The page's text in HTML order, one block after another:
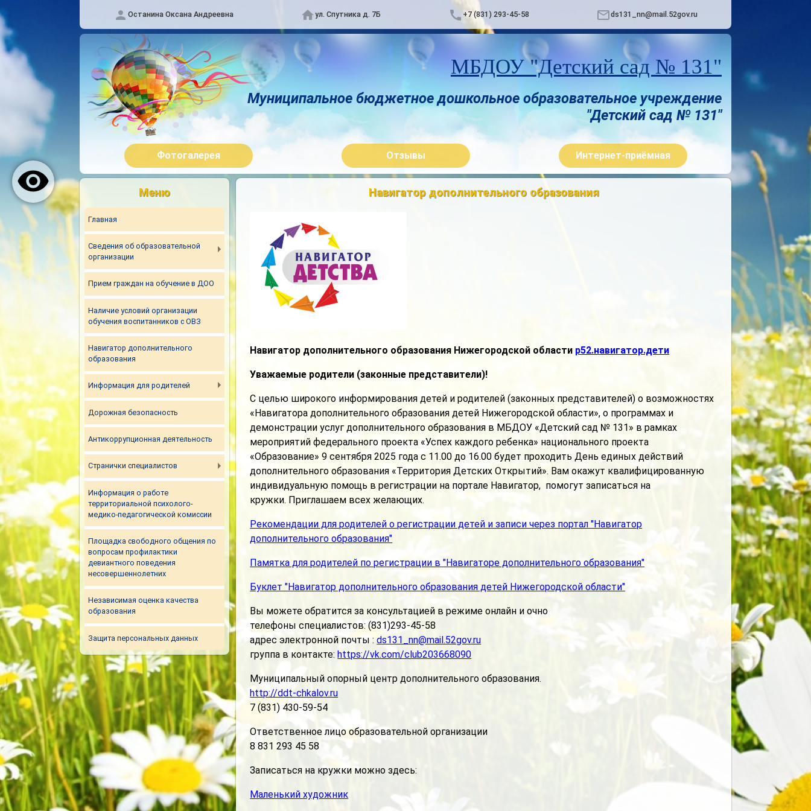
Останина Оксана Андреевна ул. Спутника д. 7Б +7 (831) 293-45-58 ds131_nn@mail.52gov.ru
МБДОУ "Детский сад № 131"
Муниципальное бюджетное дошкольное образовательное учреждение
"Детский сад № 131"
Фотогалерея Отзывы Интернет-приёмная
Меню
Главная
Сведения об образовательной
организации
Прием граждан на обучение в ДОО
Наличие условий организации
обучения воспитанников с ОВЗ
Навигатор дополнительного
образования
Информация для родителей
Дорожная безопасность
Антикоррупционная деятельность
Странички специалистов
Информация о работе
территориальной психолого-
медико-педагогической комиссии
Площадка свободного общения по
вопросам профилактики
девиантного поведения
несовершеннолетних
Независимая оценка качества
образования
Защита персональных данных
Навигатор дополнительного образования
Навигатор дополнительного образования Нижегородской области р52.навигатор.дети
Уважаемые родители (законные представители)!
С целью широкого информирования детей и родителей (законных представителей) о возможностях
«Навигатора дополнительного образования детей Нижегородской области», о программах и
демонстрации услуг дополнительного образования в МБДОУ «Детский сад № 131» в рамках
мероприятий федерального проекта «Успех каждого ребенка» национального проекта
«Образование» 9 сентября 2025 года с 11.00 до 16.00 будет проходить День единых действий
дополнительного образования «Территория Детских Открытий». Вам окажут квалифицированную
индивидуальную помощь в регистрации на портале Навигатор, помогут записаться на
кружки. Приглашаем всех желающих.
Рекомендации для родителей о регистрации детей и записи через портал "Навигатор
дополнительного образования"
Памятка для родителей по регистрации в "Навигаторе дополнительного образования"
Буклет "Навигатор дополнительного образования детей Нижегородской области"
Вы можете обратится за консультацией в режиме онлайн и очно
телефоны специалистов: (831)293-45-58
адрес электронной почты :ds131_nn@mail.52gov.ru
группа в контакте:https://vk.com/club203668090
Муниципальный опорный центр дополнительного образования.
http://ddt-chkalov.ru
7 (831) 430-59-54
Ответственное лицо образовательной организации
8 831 293 45 58
Записаться на кружки можно здесь:
Маленький художник